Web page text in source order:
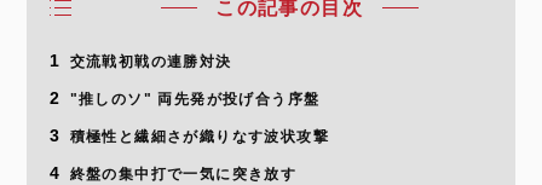
この記事の目次
1 交流戦初戦の連勝対決
2 "推しのソ" 両先発が投げ合う序盤
3 積極性と繊細さが織りなす波状攻撃
4 終盤の集中打で一気に突き放す